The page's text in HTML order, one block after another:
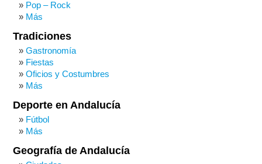
Pop – Rock
Más
Tradiciones
Gastronomía
Fiestas
Oficios y Costumbres
Más
Deporte en Andalucía
Fútbol
Más
Geografía de Andalucía